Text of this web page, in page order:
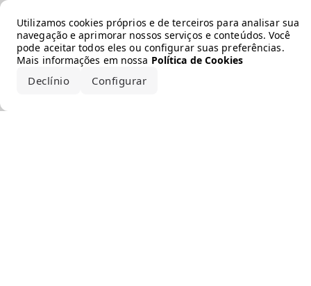
Utilizamos cookies próprios e de terceiros para analisar sua
navegação e aprimorar nossos serviços e conteúdos. Você
pode aceitar todos eles ou configurar suas preferências.
Mais informações em nossa Política de Cookies
Declínio Configurar
Error loading the brand